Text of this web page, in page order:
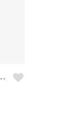
용병단 대기실